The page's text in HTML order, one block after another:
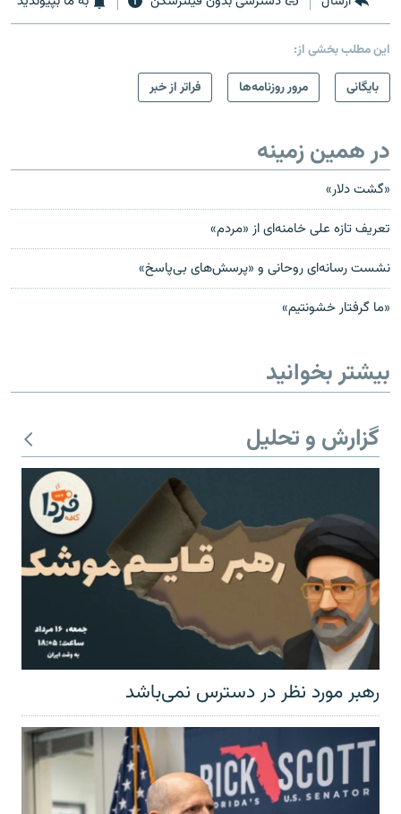
این مطلب بخشی از:
بایگانی
مرور روزنامه‌ها فراتر از خبر
در همین زمینه
«گشت دلار»
تعریف تازه علی خامنه‌ای از «مردم»
نشست رسانه‌ای روحانی و «پرسش‌های بی‌پاسخ»
«ما گرفتار خشونتیم»
بیشتر بخوانید
گزارش و تحلیل
رهبر مورد نظر در دسترس نمی‌باشد